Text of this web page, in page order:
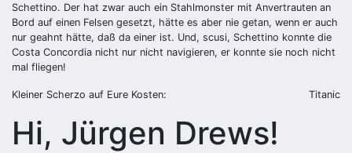
Schettino. Der hat zwar auch ein Stahlmonster mit Anvertrauten an
Bord auf einen Felsen gesetzt, hätte es aber nie getan, wenn er auch
nur geahnt hätte, daß da einer ist. Und, scusi, Schettino konnte die
Costa Concordia nicht nur nicht navigieren, er konnte sie noch nicht
mal fliegen!
Kleiner Scherzo auf Eure Kosten: Titanic
Hi, Jürgen Drews!